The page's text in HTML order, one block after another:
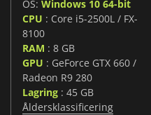
OS: Windows 10 64-bit
CPU : Core i5-2500L / FX-
8100
RAM : 8 GB
GPU : GeForce GTX 660 /
Radeon R9 280
Lagring : 45 GB
Åldersklassificering